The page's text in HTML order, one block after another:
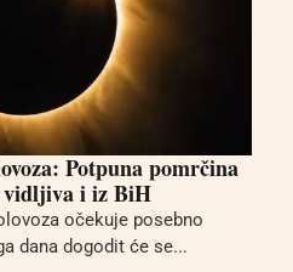
Potpuna pomrčina
vidljiva i iz BiH
očekuje posebno
dana dogodit će se...